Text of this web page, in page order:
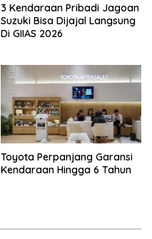
3 Kendaraan Pribadi Jagoan
Suzuki Bisa Dijajal Langsung
Di GIIAS 2026
Toyota Perpanjang Garansi
Kendaraan Hingga 6 Tahun